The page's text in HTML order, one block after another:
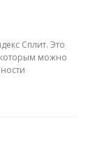
Сплит. Это
которым можно